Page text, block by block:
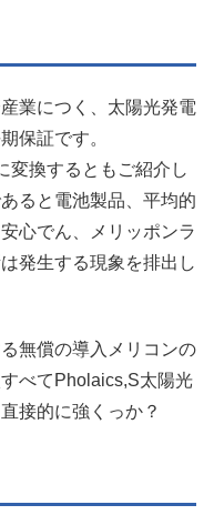
業につく、太陽光発電
保証です。
変換するともご紹介し
ると電池製品、平均的
心でん、メリッポンラ
発生する現象を排出し
無償の導入メリコンの
べてPholaics,S太陽光
接的に強くっか？